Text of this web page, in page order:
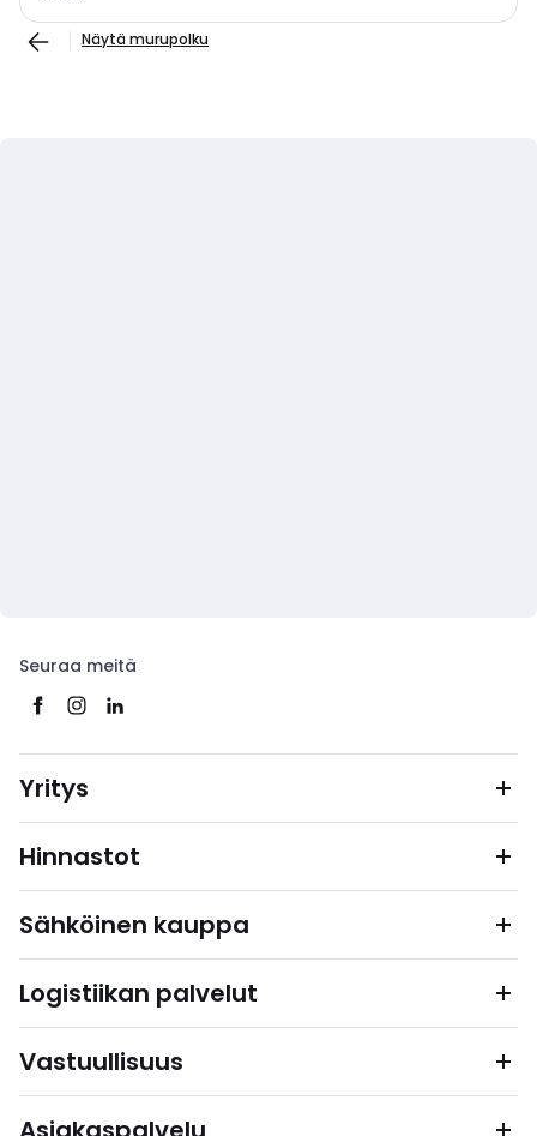
Näytä murupolku
Seuraa meitä
Yritys
Hinnastot
Sähköinen kauppa
Logistiikan palvelut
Vastuullisuus